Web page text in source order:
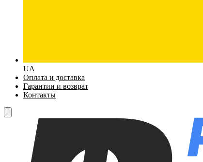
UA
Оплата и доставка
Гарантии и возврат
Контакты